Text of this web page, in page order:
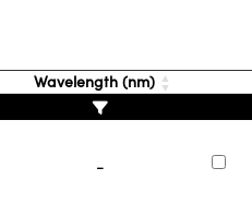
Wavelength (nm)
-